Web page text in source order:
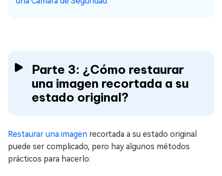
Parte 3: ¿Cómo restaurar
una imagen recortada a su
estado original?
Restaurar una imagen recortada a su estado original
puede ser complicado, pero hay algunos métodos
prácticos para hacerlo: